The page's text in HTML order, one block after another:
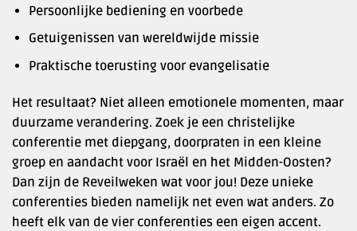
Persoonlijke bediening en voorbede
Getuigenissen van wereldwijde missie
Praktische toerusting voor evangelisatie
Het resultaat? Niet alleen emotionele momenten, maar
duurzame verandering. Zoek je een christelijke
conferentie met diepgang, doorpraten in een kleine
groep en aandacht voor Israël en het Midden-Oosten?
Dan zijn de Reveilweken wat voor jou! Deze unieke
conferenties bieden namelijk net even wat anders. Zo
heeft elk van de vier conferenties een eigen accent.